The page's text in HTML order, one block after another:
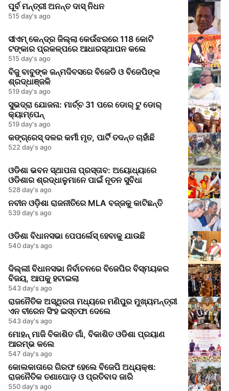
ପୂର୍ବ ମନ୍ତ୍ରୀ ଅନନ୍ତ ଦାସ୍ ନିଧନ
515 day's ago
ସୀଏମ୍ କେନ୍ଦ୍ର ଜିଲ୍ଲା କେଉଁଝରରେ 118 କୋଟି
ଟଙ୍କାର ପ୍ରକଳ୍ପରେ ଆଧାରସ୍ଥାପନ କଲେ
515 day's ago
ବିଜୁ ବାବୁଙ୍କ ଜନ୍ମଦିବସରେ ବିଜେଡି ଓ ବିଜେପିଙ୍କ
ଶ୍ରଦ୍ଧାଞ୍ଜଳି
519 day's ago
ସୁଭଦ୍ରା ଯୋଜନା: ମାର୍ଚ୍ଚ 31 ପରେ ଡୋର୍ ଟୁ ଡୋର୍
କ୍ୟାମ୍ପେନ୍
519 day's ago
କଙ୍ଗ୍ରେସ୍ ଦଳର କର୍ମୀ ମୃତ, ପାର୍ଟି ତଦନ୍ତ ଚାହାଁଛି
522 day's ago
ଓଡିଶା ଭବନ ସ୍ଥାପନା ପ୍ରସ୍ତାବ: ଅୟୋଧ୍ୟାରେ
ଓଡିଶାର ଶ୍ରଦ୍ଧାଳୁମାନେ ପାଇଁ ନୂତନ ସୁବିଧା
528 day's ago
ନବୀନ ଓଡ଼ିଶା ରାଜନୀତିରେ MLA ବଜ୍ଜକୁ କାଟିଛନ୍ତି
539 day's ago
ଓଡିଶା ବିଧାନସଭା ପେପର୍ଲେସ୍ ହେବାକୁ ଯାଉଛି
540 day's ago
ଦିଲ୍ଲୀ ବିଧାନସଭା ନିର୍ବାଚନରେ ​​ବିଜେପିର ବିସ୍ମୟକର
ବିଜୟ, ଆପକୁ ହଟାଇଲା
543 day's ago
ରାଜନୈତିକ ଅସ୍ଥିରତା ମଧ୍ୟରେ ମଣିପୁର ମୁଖ୍ୟମନ୍ତ୍ରୀ
ଏନ ବୀରେନ ସିଂହ ଇସ୍ତଫା ଦେଲେ
543 day's ago
ମୋହନ୍ ମାଜି ବିକାଶିତ ଗାଁ, ବିକାଶିତ ଓଡିଶା ପ୍ରୟାଣ
ଆରମ୍ଭ କଲେ
547 day's ago
କୋଲକାତାରେ ଗିରଫ ହେଲେ ବିଜେପି ଅଧ୍ୟକ୍ଷ:
ରାଜନୈତିକ ତଣାପୋଡ଼ ଓ ପ୍ରତିବାଦ ଜାରି
550 day's ago